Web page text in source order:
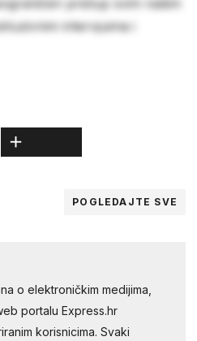
intervjuima i
POGLEDAJTE SVE
o elektroničkim medijima,
portalu Express.hr
korisnicima. Svaki